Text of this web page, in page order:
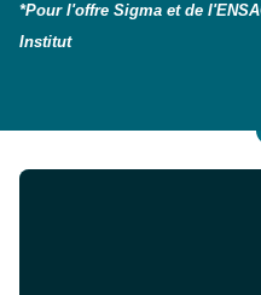
*Pour l'offre Sigma et de
Institut